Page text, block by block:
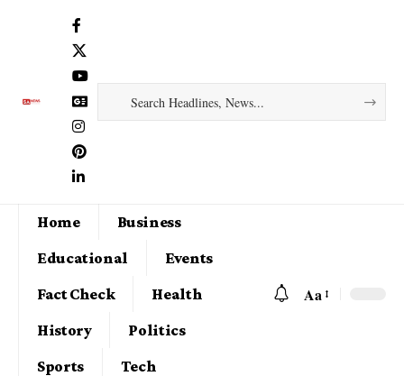
Home
Business
Educational
Events
Fact Check
Health
History
Politics
Sports
Tech
Aa